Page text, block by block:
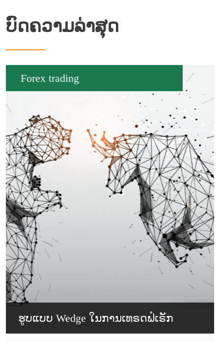
ບົດຄວາມລ່າສຸດ
Forex trading
ຮູບແບບ Wedge ໃນການເທຣດຟໍເຣັກ